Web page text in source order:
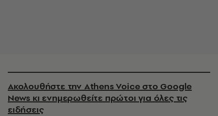
Ακολουθήστε την Athens Voice στο Google
News κι ενημερωθείτε πρώτοι για όλες τις
ειδήσεις